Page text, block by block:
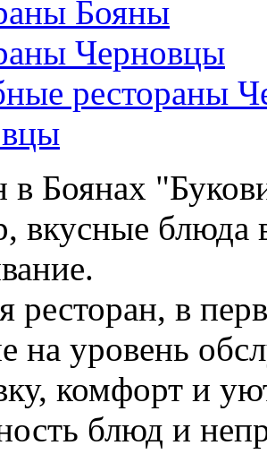
Бояны
Черновцы
рестораны
в Боянах
вкусные
ресторан, в
на уровень
комфорт и
блюд и